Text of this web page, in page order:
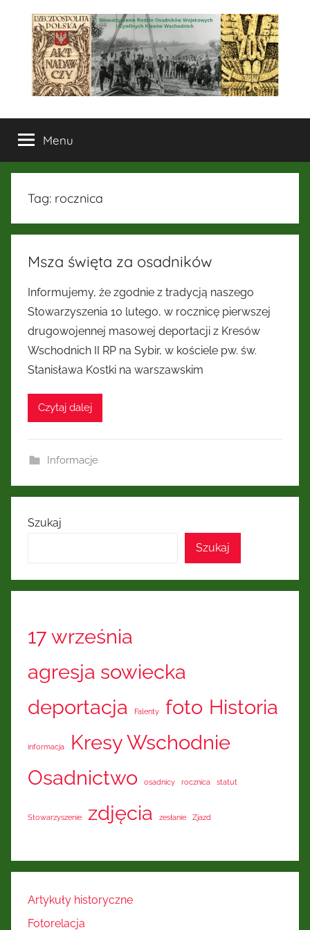
Stowarzyszenie
Rodzin
Osadników
Wojskowych
Cywilnych
Kresów
Wschodnich
Menu
Tag: rocznica
Msza święta za osadników
Informujemy, że zgodnie z tradycją naszego
Stowarzyszenia 10 lutego, w rocznicę pierwszej
drugowojennej masowej deportacji z Kresów
Wschodnich II RP na Sybir, w kościele pw. św.
Stanisława Kostki na warszawskim
Czytaj dalej
Informacje
Szukaj
Szukaj
17 września
agresja sowiecka
deportacja
Falenty foto Historia
informacja
Kresy Wschodnie
Osadnictwo
osadnicy rocznica statut
Stowarzyszenie zdjęcia zesłanie Zjazd
Artykuły historyczne
Fotorelacja